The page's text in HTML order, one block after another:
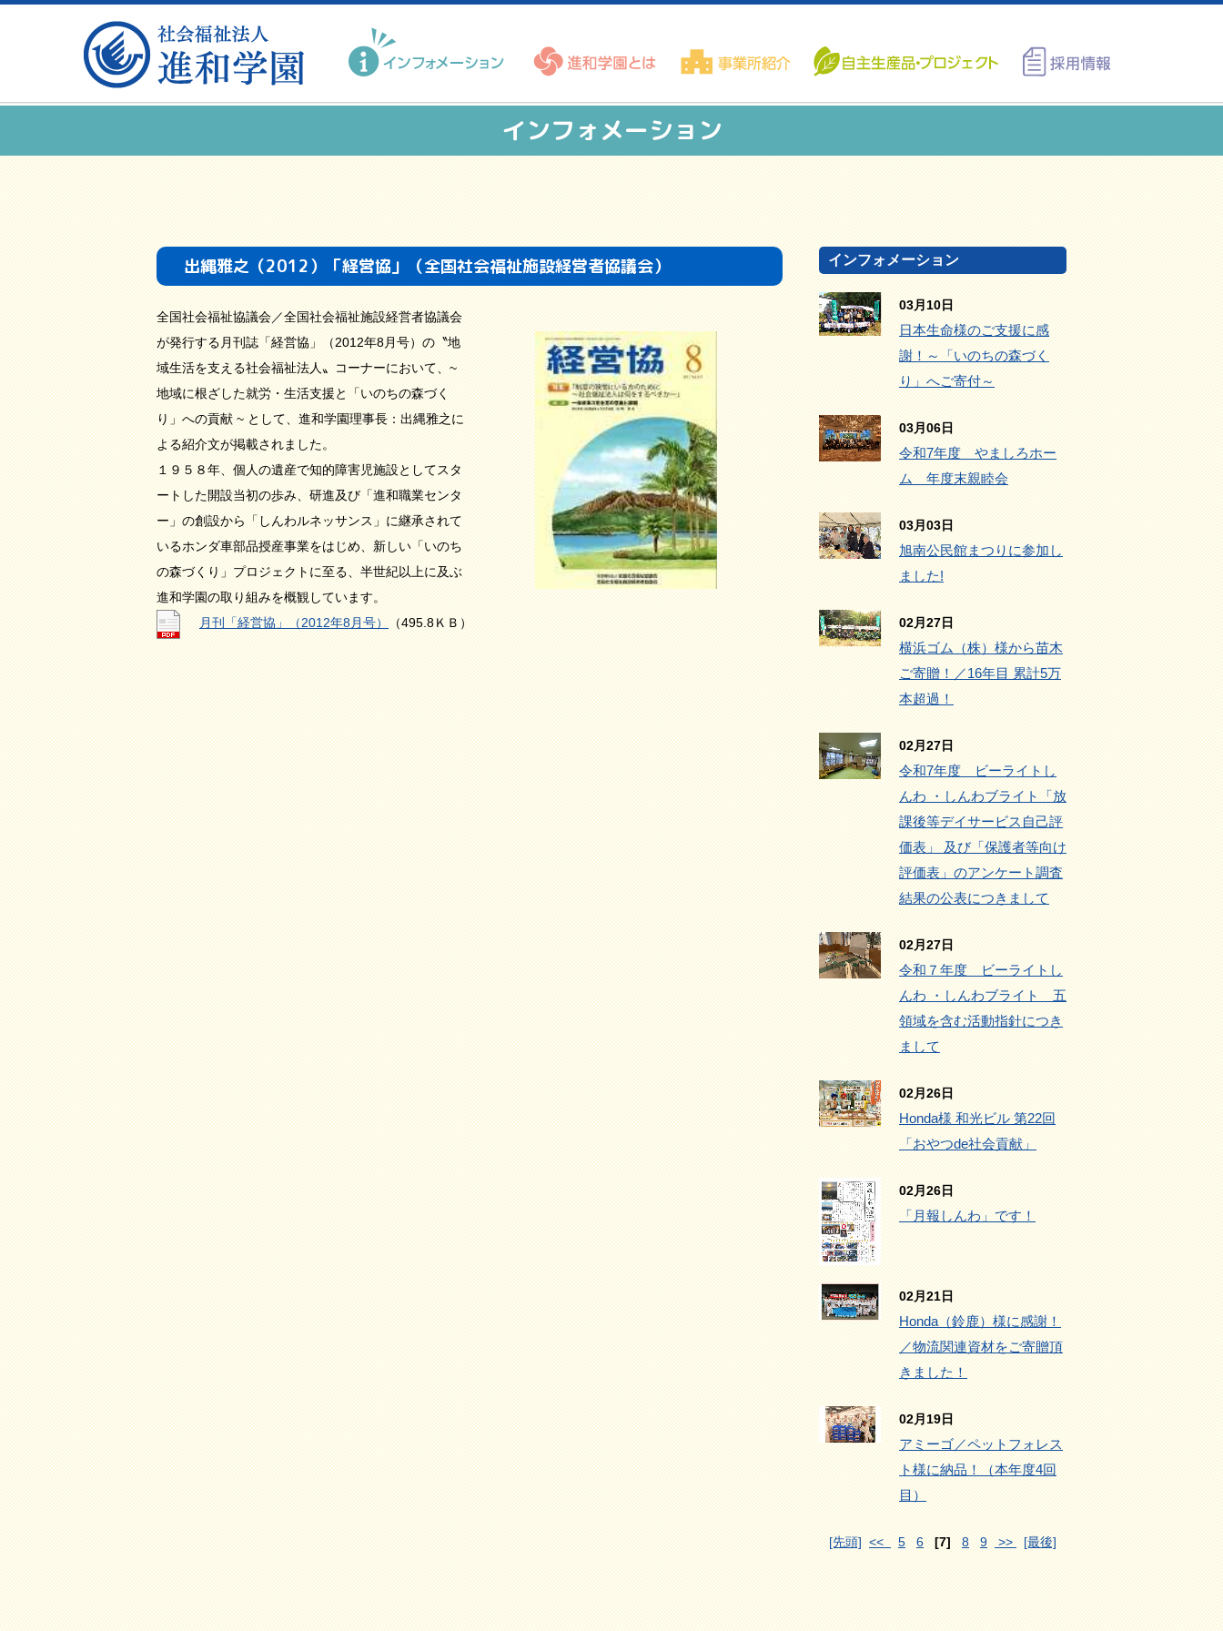
インフォメーション
出縄雅之（2012）「経営協」（全国社会福祉施設経営者協議会）
全国社会福祉協議会／全国社会福祉施設経営者協議会
が発行する月刊誌「経営協」（2012年8月号）の〝地
域生活を支える社会福祉法人〟コーナーにおいて、~
地域に根ざした就労・生活支援と「いのちの森づく
り」への貢献 ~ として、進和学園理事長：出縄雅之に
よる紹介文が掲載されました。
１９５８年、個人の遺産で知的障害児施設としてスタ
ートした開設当初の歩み、研進及び「進和職業センタ
ー」の創設から「しんわルネッサンス」に継承されて
いるホンダ車部品授産事業をはじめ、新しい「いのち
の森づくり」プロジェクトに至る、半世紀以上に及ぶ
進和学園の取り組みを概観しています。
月刊「経営協」（2012年8月号）
（495.8ＫＢ）
インフォメーション
03月10日
日本生命様のご支援に感
謝！～「いのちの森づく
り」へご寄付～
03月06日
令和7年度 やましろホー
ム 年度末親睦会
03月03日
旭南公民館まつりに参加し
ました!
02月27日
横浜ゴム（株）様から苗木
ご寄贈！／16年目 累計5万
本超過！
02月27日
令和7年度 ビーライトし
んわ ・しんわブライト「放
課後等デイサービス自己評
価表」 及び「保護者等向け
評価表」のアンケート調査
結果の公表につきまして
02月27日
令和７年度 ビーライトし
んわ ・しんわブライト 五
領域を含む活動指針につき
まして
02月26日
Honda様 和光ビル 第22回
「おやつde社会貢献」
02月26日
「月報しんわ」です！
02月21日
Honda（鈴鹿）様に感謝！
／物流関連資材をご寄贈頂
きました！
02月19日
アミーゴ／ペットフォレス
ト様に納品！（本年度4回
目）
[先頭] << 5 6 [7] 8 9 >> [最後]